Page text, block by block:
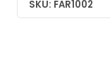
SKU: FAR1002